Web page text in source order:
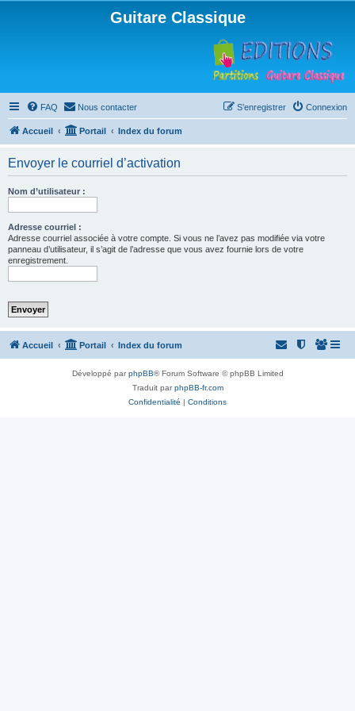
Guitare Classique
FAQ Nous contacter Connexion
S’enregistrer
Accueil Portail Index du forum
Envoyer le courriel d’activation
Nom d’utilisateur :
Adresse courriel :
Adresse courriel associée à votre compte. Si vous ne l’avez pas modifiée via votre
panneau d’utilisateur, il s’agit de l’adresse que vous avez fournie lors de votre
enregistrement.
Accueil Portail Index du forum
Développé parphpBB® Forum Software © phpBB Limited
Traduit parphpBB-fr.com
Confidentialité | Conditions